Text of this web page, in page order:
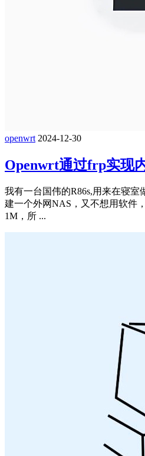
openwrt 2024-12-30
Openwrt通过frp实现
我有一台国伟的R86s,用来在寝室
建一个外网NAS，又不想用软件
1M，所 ...